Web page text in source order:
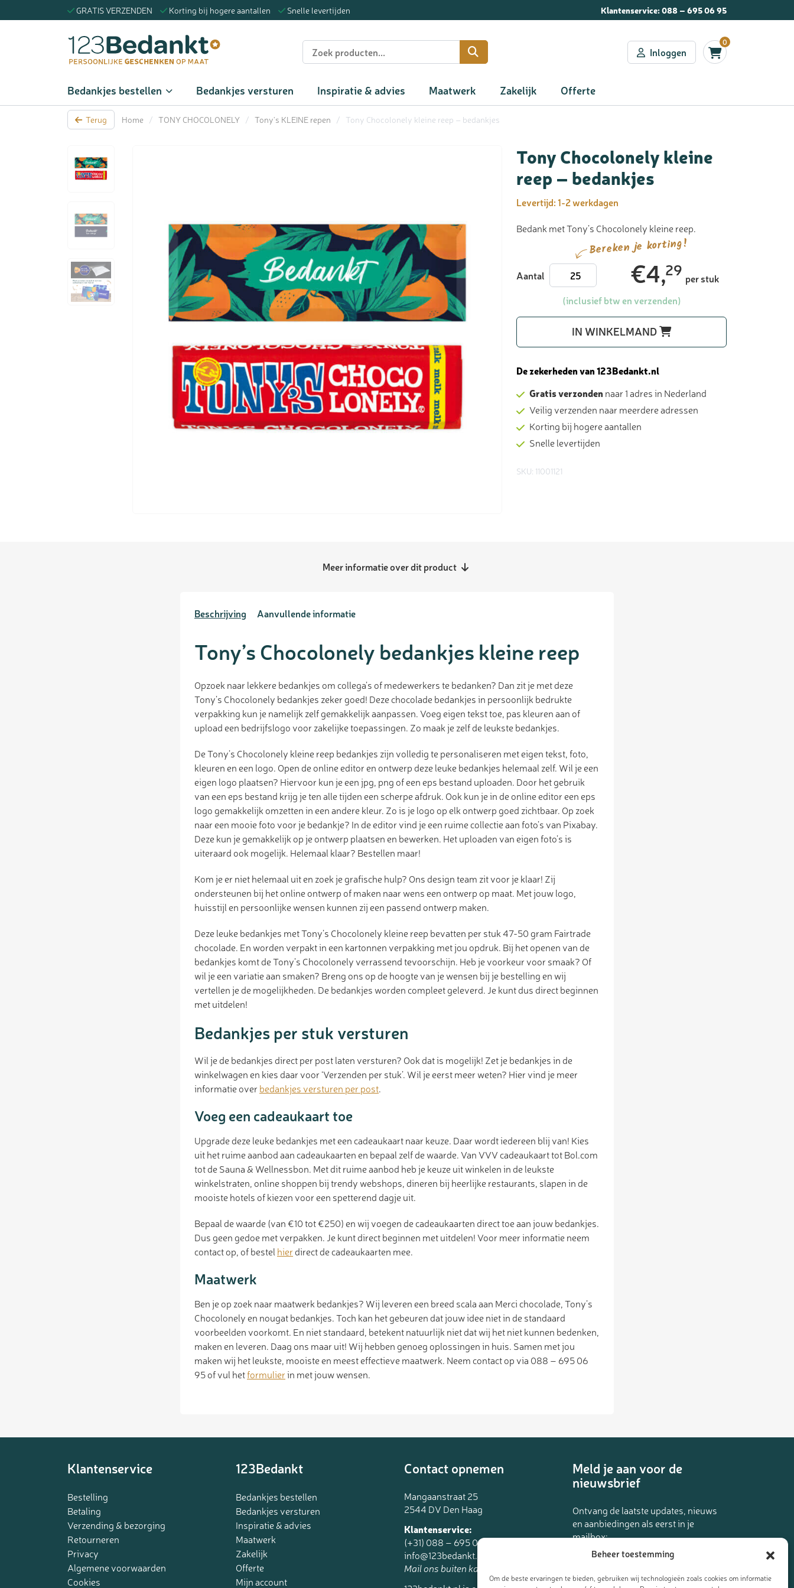
Beheer toestemming
Om de beste ervaringen te bieden, gebruiken wij technologieën zoals cookies om informatie
GRATIS VERZENDEN Korting bij hogere aantallen Snelle levertijden Klantenservice:088 – 695 06 95
Inloggen
0
Bedankjes bestellen Bedankjes versturen Inspiratie & advies Maatwerk Zakelijk Offerte
Terug Home / TONY CHOCOLONELY / Tony's KLEINE repen / Tony Chocolonely kleine reep – bedankjes
Tony Chocolonely kleine
reep – bedankjes
Levertijd:1-2 werkdagen
Bedank met Tony’s Chocolonely kleine reep.
Bereken je korting!
Aantal Tony
Chocolonely
kleine
€4,29 per stuk
(inclusief btw en verzenden)
IN WINKELMAND
De zekerheden van 123Bedankt.nl
Gratis verzonden naar 1 adres in Nederland
Veilig verzenden naar meerdere adressen
Korting bij hogere aantallen
Snelle levertijden
SKU: 11001121
Meer informatie over dit product
Beschrijving Aanvullende informatie
Tony’s Chocolonely bedankjes kleine reep
Opzoek naar lekkere bedankjes om collega’s of medewerkers te bedanken? Dan zit je met deze
Tony’s Chocolonely bedankjes zeker goed! Deze chocolade bedankjes in persoonlijk bedrukte
verpakking kun je namelijk zelf gemakkelijk aanpassen. Voeg eigen tekst toe, pas kleuren aan of
upload een bedrijfslogo voor zakelijke toepassingen. Zo maak je zelf de leukste bedankjes.
De Tony’s Chocolonely kleine reep bedankjes zijn volledig te personaliseren met eigen tekst, foto,
kleuren en een logo. Open de online editor en ontwerp deze leuke bedankjes helemaal zelf. Wil je een
eigen logo plaatsen? Hiervoor kun je een jpg, png of een eps bestand uploaden. Door het gebruik
van een eps bestand krijg je ten alle tijden een scherpe afdruk. Ook kun je in de online editor een eps
logo gemakkelijk omzetten in een andere kleur. Zo is je logo op elk ontwerp goed zichtbaar. Op zoek
naar een mooie foto voor je bedankje? In de editor vind je een ruime collectie aan foto’s van Pixabay.
Deze kun je gemakkelijk op je ontwerp plaatsen en bewerken. Het uploaden van eigen foto’s is
uiteraard ook mogelijk. Helemaal klaar? Bestellen maar!
Kom je er niet helemaal uit en zoek je grafische hulp? Ons design team zit voor je klaar! Zij
ondersteunen bij het online ontwerp of maken naar wens een ontwerp op maat. Met jouw logo,
huisstijl en persoonlijke wensen kunnen zij een passend ontwerp maken.
Deze leuke bedankjes met Tony’s Chocolonely kleine reep bevatten per stuk 47-50 gram Fairtrade
chocolade. En worden verpakt in een kartonnen verpakking met jou opdruk. Bij het openen van de
bedankjes komt de Tony’s Chocolonely verrassend tevoorschijn. Heb je voorkeur voor smaak? Of
wil je een variatie aan smaken? Breng ons op de hoogte van je wensen bij je bestelling en wij
vertellen je de mogelijkheden. De bedankjes worden compleet geleverd. Je kunt dus direct beginnen
met uitdelen!
Bedankjes per stuk versturen
Wil je de bedankjes direct per post laten versturen? Ook dat is mogelijk! Zet je bedankjes in de
winkelwagen en kies daar voor ‘Verzenden per stuk’. Wil je eerst meer weten? Hier vind je meer
informatie over bedankjes versturen per post.
Voeg een cadeaukaart toe
Upgrade deze leuke bedankjes met een cadeaukaart naar keuze. Daar wordt iedereen blij van! Kies
uit het ruime aanbod aan cadeaukaarten en bepaal zelf de waarde. Van VVV cadeaukaart tot Bol.com
tot de Sauna & Wellnessbon. Met dit ruime aanbod heb je keuze uit winkelen in de leukste
winkelstraten, online shoppen bij trendy webshops, dineren bij heerlijke restaurants, slapen in de
mooiste hotels of kiezen voor een spetterend dagje uit.
Bepaal de waarde (van €10 tot €250) en wij voegen de cadeaukaarten direct toe aan jouw bedankjes.
Dus geen gedoe met verpakken. Je kunt direct beginnen met uitdelen! Voor meer informatie neem
contact op, of bestel hierdirect de cadeaukaarten mee.
Maatwerk
Ben je op zoek naar maatwerk bedankjes? Wij leveren een breed scala aan Merci chocolade, Tony’s
Chocolonely en nougat bedankjes. Toch kan het gebeuren dat jouw idee niet in de standaard
voorbeelden voorkomt. En niet standaard, betekent natuurlijk niet dat wij het niet kunnen bedenken,
maken en leveren. Daag ons maar uit! Wij hebben genoeg oplossingen in huis. Samen met jou
maken wij het leukste, mooiste en meest effectieve maatwerk. Neem contact op via 088 – 695 06
95 of vul hetformulierin met jouw wensen.
Klantenservice
Bestelling
Betaling
Verzending & bezorging
Retourneren
Privacy
Algemene voorwaarden
Cookies
123Bedankt
Bedankjes bestellen
Bedankjes versturen
Inspiratie & advies
Maatwerk
Zakelijk
Offerte
Mijn account
Contact opnemen
Mangaanstraat 25
2544 DV Den Haag
Klantenservice:
(+31) 088 – 695 06 95
info@123bedankt.nl
Mail ons buiten kantoortijden.
Meld je aan voor de
nieuwsbrief
Ontvang de laatste updates, nieuws
en aanbiedingen als eerst in je
mailbox: